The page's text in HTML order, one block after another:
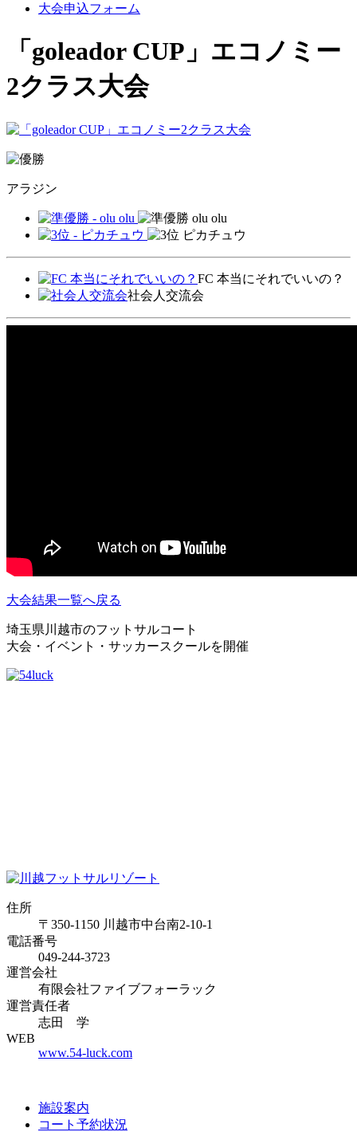
大会申込フォーム
「goleador CUP」エコノミー
2クラス大会
アラジン
olu olu
ピカチュウ
FC 本当にそれでいいの？
社会人交流会
大会結果一覧へ戻る
埼玉県川越市のフットサルコート
大会・イベント・サッカースクールを開催
住所
〒350-1150 川越市中台南2-10-1
電話番号
049-244-3723
運営会社
有限会社ファイブフォーラック
運営責任者
志田 学
WEB
www.54-luck.com
施設案内
コート予約状況